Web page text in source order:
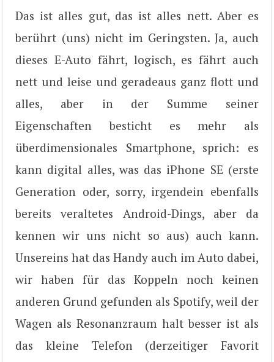
Das ist alles gut, das ist alles nett. Aber es
berührt (uns) nicht im Geringsten. Ja, auch
dieses E-Auto fährt, logisch, es fährt auch
nett und leise und geradeaus ganz flott und
alles, aber in der Summe seiner
Eigenschaften besticht es mehr als
überdimensionales Smartphone, sprich: es
kann digital alles, was das iPhone SE (erste
Generation oder, sorry, irgendein ebenfalls
bereits veraltetes Android-Dings, aber da
kennen wir uns nicht so aus) auch kann.
Unsereins hat das Handy auch im Auto dabei,
wir haben für das Koppeln noch keinen
anderen Grund gefunden als Spotify, weil der
Wagen als Resonanzraum halt besser ist als
das kleine Telefon (derzeitiger Favorit